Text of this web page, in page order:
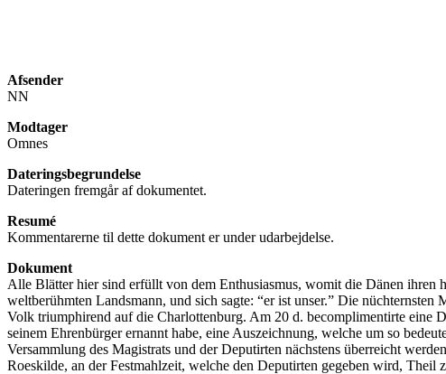
Afsender
NN
Modtager
Omnes
Dateringsbegrundelse
Dateringen fremgår af dokumentet.
Resumé
Kommentarerne til dette dokument er under udarbejdelse.
Dokument
Alle Blätter hier sind erfüllt von dem Enthusiasmus, womit die Dänen ihren
weltberühmten Landsmann, und sich sagte: “er ist unser.” Die
Volk triumphirend auf die Charlottenburg. Am 20 d. becomplimentirte eine
seinem Ehrenbürger ernannt habe, eine Auszeichnung, welche um so
Versammlung des Magistrats und der Deputirten nächstens überreicht
Roeskilde, an der Festmahlzeit, welche den Deputirten gegeben wird,